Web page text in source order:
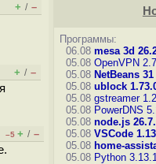
+ / –
+ / –
–5 + / –
Программы:
06.08 mesa 3d
05.08 OpenVPN
05.08 NetBeans 31
05.08 ublock
05.08 gstreamer
05.08 PowerDNS
05.08 node.js
05.08 VSCode
05.08 home-
05.08 Python